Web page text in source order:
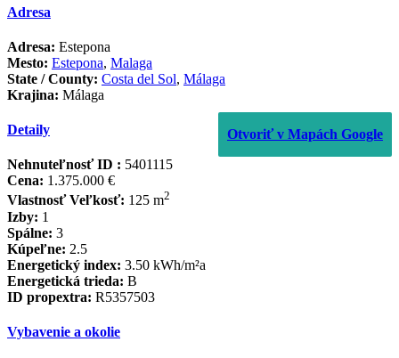
Adresa
Adresa: Estepona
Mesto: Estepona, Malaga
State / County: Costa del Sol, Málaga
Krajina: Málaga
Otvoriť v Mapách Google
Detaily
Nehnuteľnosť ID : 5401115
Cena: 1.375.000 €
Vlastnosť Veľkosť: 125 m2
Izby: 1
Spálne: 3
Kúpeľne: 2.5
Energetický index: 3.50 kWh/m²a
Energetická trieda: B
ID propextra: R5357503
Vybavenie a okolie